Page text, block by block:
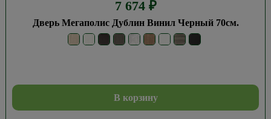
7 674 ₽
Дверь Мегаполис Дублин Винил Черный 70см.
В корзину